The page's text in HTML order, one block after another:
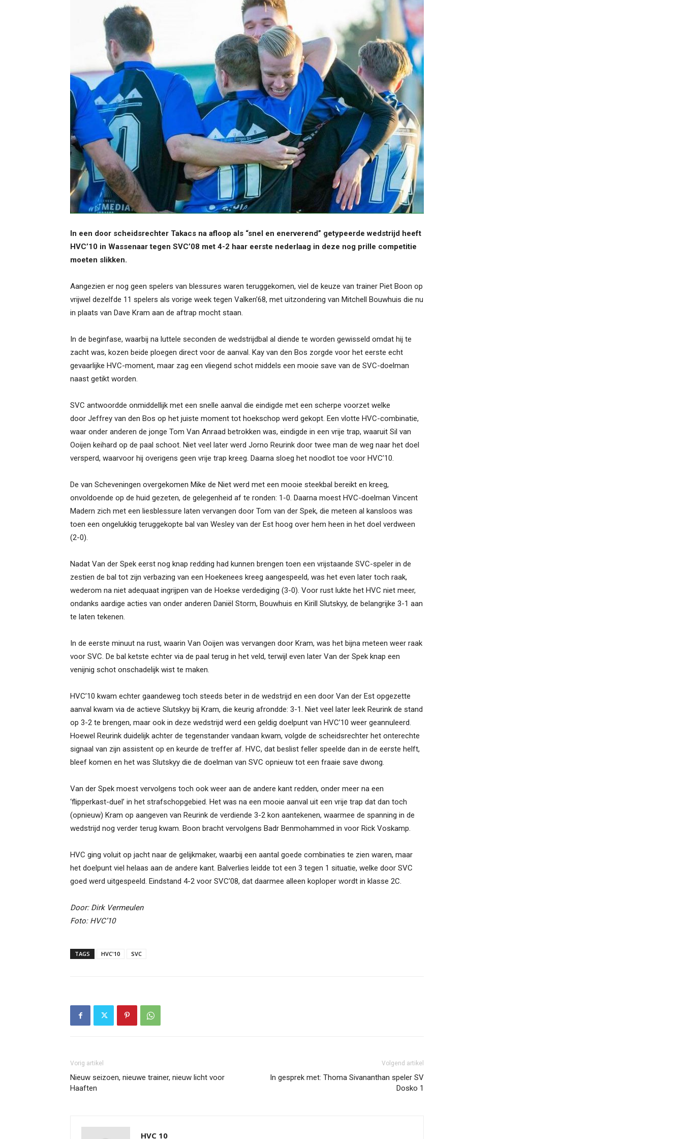
In een door scheidsrechter Takacs na afloop als “snel en enerverend” getypeerde wedstrijd heeft
HVC’10 in Wassenaar tegen SVC’08 met 4-2 haar eerste nederlaag in deze nog prille competitie
moeten slikken.
Aangezien er nog geen spelers van blessures waren teruggekomen, viel de keuze van trainer Piet Boon op
vrijwel dezelfde 11 spelers als vorige week tegen Valken’68, met uitzondering van Mitchell Bouwhuis die nu
in plaats van Dave Kram aan de aftrap mocht staan.
In de beginfase, waarbij na luttele seconden de wedstrijdbal al diende te worden gewisseld omdat hij te
zacht was, kozen beide ploegen direct voor de aanval. Kay van den Bos zorgde voor het eerste echt
gevaarlijke HVC-moment, maar zag een vliegend schot middels een mooie save van de SVC-doelman
naast getikt worden.
SVC antwoordde onmiddellijk met een snelle aanval die eindigde met een scherpe voorzet welke
door Jeffrey van den Bos op het juiste moment tot hoekschop werd gekopt. Een vlotte HVC-combinatie,
waar onder anderen de jonge Tom Van Anraad betrokken was, eindigde in een vrije trap, waaruit Sil van
Ooijen keihard op de paal schoot. Niet veel later werd Jorno Reurink door twee man de weg naar het doel
versperd, waarvoor hij overigens geen vrije trap kreeg. Daarna sloeg het noodlot toe voor HVC’10.
De van Scheveningen overgekomen Mike de Niet werd met een mooie steekbal bereikt en kreeg,
onvoldoende op de huid gezeten, de gelegenheid af te ronden: 1-0. Daarna moest HVC-doelman Vincent
Madern zich met een liesblessure laten vervangen door Tom van der Spek, die meteen al kansloos was
toen een ongelukkig teruggekopte bal van Wesley van der Est hoog over hem heen in het doel verdween
(2-0).
Nadat Van der Spek eerst nog knap redding had kunnen brengen toen een vrijstaande SVC-speler in de
zestien de bal tot zijn verbazing van een Hoekenees kreeg aangespeeld, was het even later toch raak,
wederom na niet adequaat ingrijpen van de Hoekse verdediging (3-0). Voor rust lukte het HVC niet meer,
ondanks aardige acties van onder anderen Daniël Storm, Bouwhuis en Kirill Slutskyy, de belangrijke 3-1 aan
te laten tekenen.
In de eerste minuut na rust, waarin Van Ooijen was vervangen door Kram, was het bijna meteen weer raak
voor SVC. De bal ketste echter via de paal terug in het veld, terwijl even later Van der Spek knap een
venijnig schot onschadelijk wist te maken.
HVC’10 kwam echter gaandeweg toch steeds beter in de wedstrijd en een door Van der Est opgezette
aanval kwam via de actieve Slutskyy bij Kram, die keurig afrondde: 3-1. Niet veel later leek Reurink de stand
op 3-2 te brengen, maar ook in deze wedstrijd werd een geldig doelpunt van HVC’10 weer geannuleerd.
Hoewel Reurink duidelijk achter de tegenstander vandaan kwam, volgde de scheidsrechter het onterechte
signaal van zijn assistent op en keurde de treffer af. HVC, dat beslist feller speelde dan in de eerste helft,
bleef komen en het was Slutskyy die de doelman van SVC opnieuw tot een fraaie save dwong.
Van der Spek moest vervolgens toch ook weer aan de andere kant redden, onder meer na een
‘flipperkast-duel’ in het strafschopgebied. Het was na een mooie aanval uit een vrije trap dat dan toch
(opnieuw) Kram op aangeven van Reurink de verdiende 3-2 kon aantekenen, waarmee de spanning in de
wedstrijd nog verder terug kwam. Boon bracht vervolgens Badr Benmohammed in voor Rick Voskamp.
HVC ging voluit op jacht naar de gelijkmaker, waarbij een aantal goede combinaties te zien waren, maar
het doelpunt viel helaas aan de andere kant. Balverlies leidde tot een 3 tegen 1 situatie, welke door SVC
goed werd uitgespeeld. Eindstand 4-2 voor SVC’08, dat daarmee alleen koploper wordt in klasse 2C.
Door: Dirk Vermeulen
Foto: HVC’10
TAGS HVC'10 SVC
Vorig artikel
Nieuw seizoen, nieuwe trainer, nieuw licht voor
Haaften
Volgend artikel
In gesprek met: Thoma Sivananthan speler SV
Dosko 1
HVC 10